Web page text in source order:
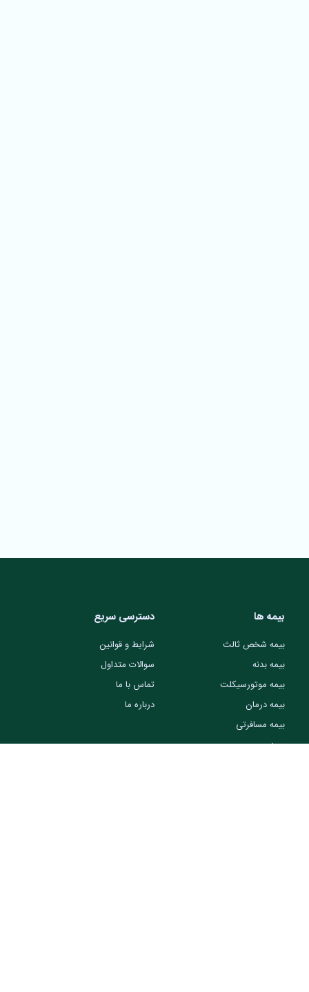
بیمه ها
بیمه شخص ثالث
بیمه بدنه
بیمه موتورسیکلت
بیمه درمان
بیمه مسافرتی
بیمه عمر
دسترسی سریع
شرایط و قوانین
سوالات متداول
تماس با ما
درباره ما